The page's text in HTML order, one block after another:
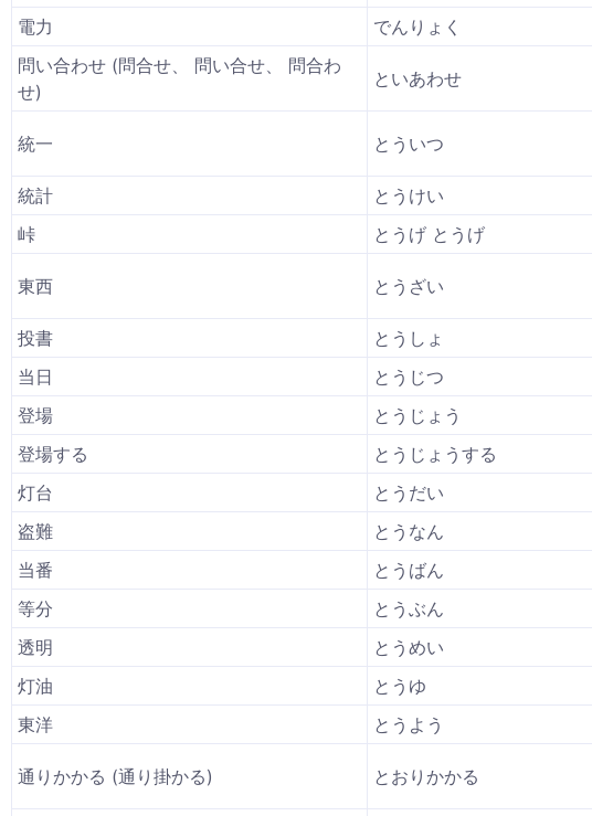
電力
でんりょく
問い合わせ (問合せ、 問い合せ、 問合わ
せ)
といあわせ
統一 とういつ
統計
とうけい
峠
とうげ とうげ
東西 とうざい
投書
とうしょ
当日
とうじつ
登場
とうじょう
登場する
とうじょうする
灯台
とうだい
盗難
とうなん
当番
とうばん
等分
とうぶん
透明
とうめい
灯油
とうゆ
東洋
とうよう
通りかかる (通り掛かる) とおりかかる